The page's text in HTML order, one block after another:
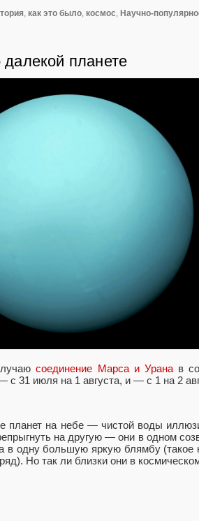
, как это было, космос, Научно-
планете
соединение Марса и Уранав
31 июля на 1 августа, и — с 1 на 2
планет на небе — чистой воды
на другую — они в одном
в одну большую яркую блямбу (такое
Но так ли близки они в